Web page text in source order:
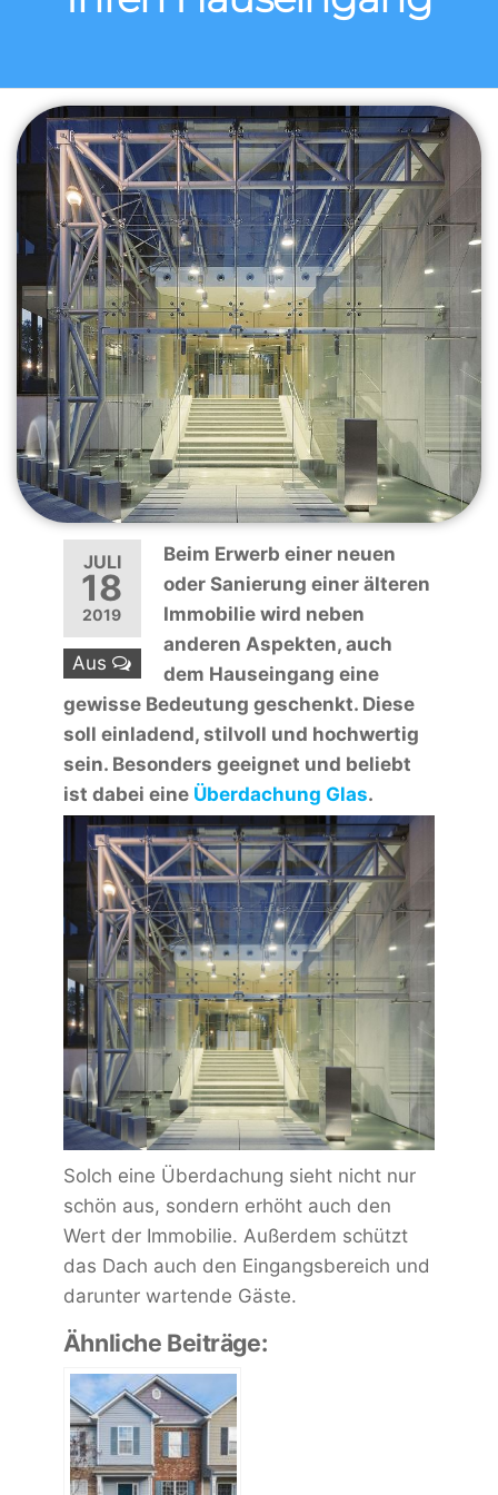
JULI
18
2019
Aus
Beim Erwerb einer neuen
oder Sanierung einer älteren
Immobilie wird neben
anderen Aspekten, auch
dem Hauseingang eine
gewisse Bedeutung geschenkt. Diese
soll einladend, stilvoll und hochwertig
sein. Besonders geeignet und beliebt
ist dabei eine Überdachung Glas.
Solch eine Überdachung sieht nicht nur
schön aus, sondern erhöht auch den
Wert der Immobilie. Außerdem schützt
das Dach auch den Eingangsbereich und
darunter wartende Gäste.
Ähnliche Beiträge: